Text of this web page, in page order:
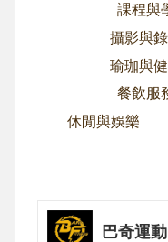
課程與
攝影與
瑜珈與
餐飲服
休閒與娛樂
巴奇運